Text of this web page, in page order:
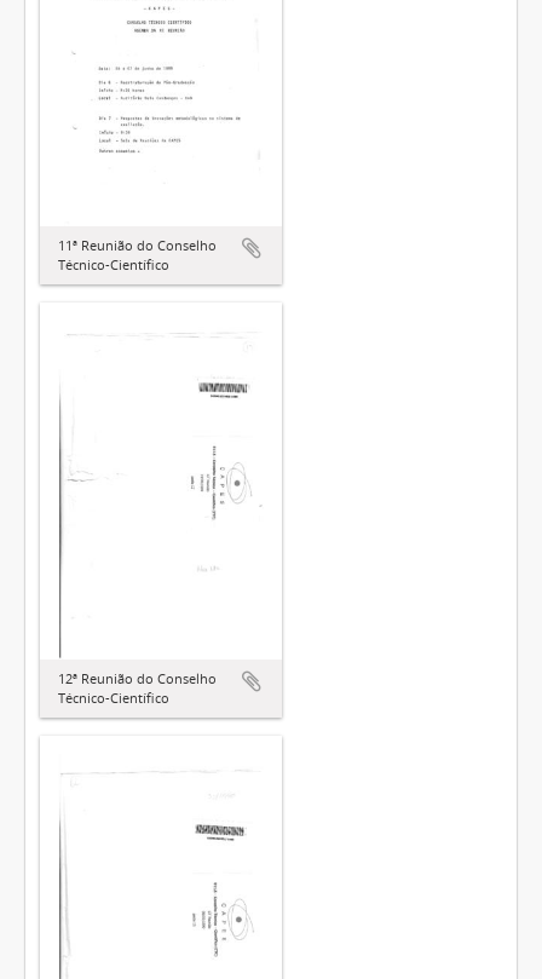
11ª Reunião do Conselho
Técnico-Científico
12ª Reunião do Conselho
Técnico-Científico